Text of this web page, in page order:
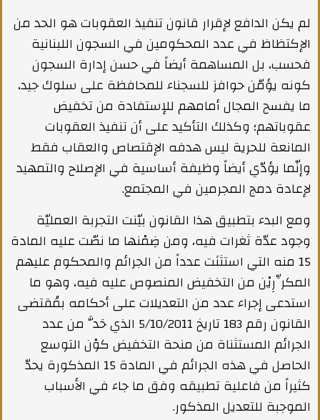
لم يكن الدافع لإقرار قانون تنفيذ العقوبات هو الحد من
الإكتظاظ في عدد المحكومين في السجون اللبنانية
فحسب، بل المساهمة أيضاً في حسن إدارة السجون
كونه يؤمّن حوافز للسجناء للمحافظة على سلوك جيد،
ما يفسح المجال أمامهم للإستفادة من تخفيض
عقوباتهم؛ وكذلك التأكيد على أن تنفيذ العقوبات
المانعة للحرية ليس هدفه الإقتصاص والعقاب فقط
وإنّما يؤدّي أيضاً وظيفة أساسية في الإصلاح والتمهيد
لإعادة دمج المجرمين في المجتمع.
ومع البدء بتطبيق هذا القانون بيّنت التجربة العمليّة
وجود عدّة ثغرات فيه، ومن ضِمْنها ما نصّت عليه المادة
15 منه التي استثنَت عدداً من الجرائم والمحكوم عليهم
المكرِّرِيْن من التخفيض المنصوص عليه فيه، وهو ما
استدعى إجراء عدد من التعديلات على أحكامه بمُقتضى
القانون رقم 183 تاريخ 5/10/2011 الذي حَدَّ من عدد
الجرائم المستثناة من منحة التخفيض كوْن التوسع
الحاصل في هذه الجرائم في المادة 15 المذكورة يحدّ
كثيراً من فاعلية تطبيقه وفق ما جاء في الأسباب
الموجبة للتعديل المذكور.